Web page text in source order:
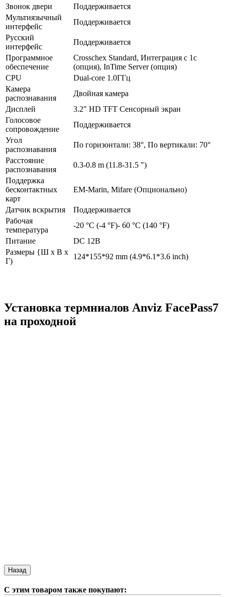
Звонок двери
Поддерживается
Мультиязычный
интерфейс
Поддерживается
Русский
интерфейс
Поддерживается
Программное
обеспечение
Crosschex Standard, Интеграция с 1с
(опция), InTime Server (опция)
CPU
Dual-core 1.0ГГц
Камера
распознавания
Двойная камера
Дисплей
3.2" HD TFT Сенсорный экран
Голосовое
сопровождение
Поддерживается
Угол
распознавания
По горизонтали: 38°, По вертикали: 70°
Расстояние
распознавания
0.3-0.8 m (11.8-31.5 ")
Поддержка
бесконтактных
карт
EM-Marin, Mifare (Опционально)
Датчик вскрытия
Поддерживается
Рабочая
температура
-20 °C (-4 °F)- 60 °C (140 °F)
Питание
DC 12В
Размеры {Ш x В x
Г)
124*155*92 mm (4.9*6.1*3.6 inch)
Установка термниалов Anviz FacePass7
на проходной
С этим товаром также покупают: